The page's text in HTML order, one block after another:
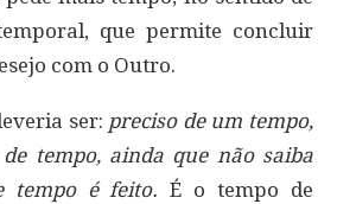
que permite concluir
com o Outro.
ser: preciso de um tempo,
tempo, ainda que não saiba
tempo é feito. É o tempo de